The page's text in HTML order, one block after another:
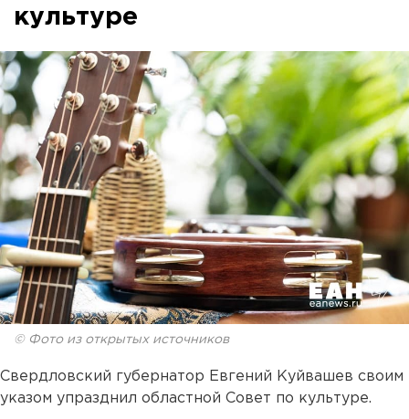
культуре
© Фото из открытых источников
Свердловский губернатор Евгений Куйвашев своим
указом упразднил областной Совет по культуре.